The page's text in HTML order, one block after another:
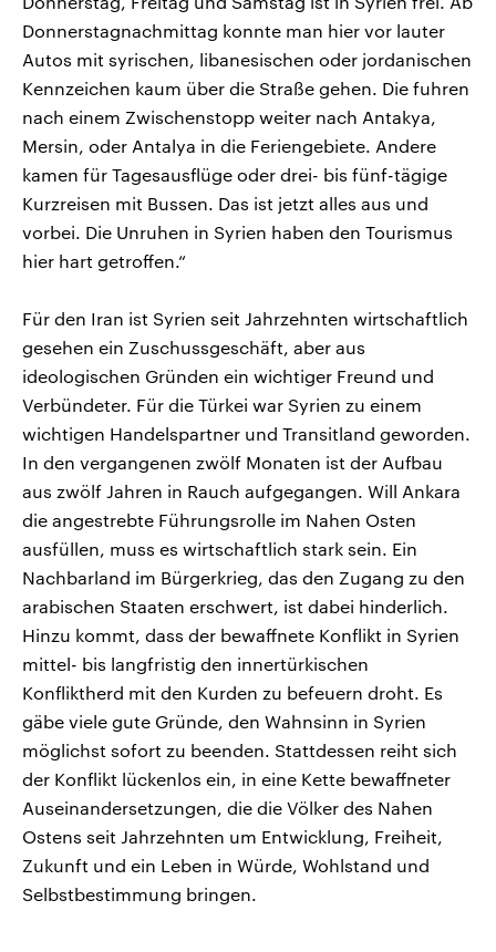
Donnerstagnachmittag konnte man hier vor lauter
Autos mit syrischen, libanesischen oder jordanischen
Kennzeichen kaum über die Straße gehen. Die fuhren
nach einem Zwischenstopp weiter nach Antakya,
Mersin, oder Antalya in die Feriengebiete. Andere
kamen für Tagesausflüge oder drei- bis fünf-tägige
Kurzreisen mit Bussen. Das ist jetzt alles aus und
vorbei. Die Unruhen in Syrien haben den Tourismus
hier hart getroffen.“
Für den Iran ist Syrien seit Jahrzehnten wirtschaftlich
gesehen ein Zuschussgeschäft, aber aus
ideologischen Gründen ein wichtiger Freund und
Verbündeter. Für die Türkei war Syrien zu einem
wichtigen Handelspartner und Transitland geworden.
In den vergangenen zwölf Monaten ist der Aufbau
aus zwölf Jahren in Rauch aufgegangen. Will Ankara
die angestrebte Führungsrolle im Nahen Osten
ausfüllen, muss es wirtschaftlich stark sein. Ein
Nachbarland im Bürgerkrieg, das den Zugang zu den
arabischen Staaten erschwert, ist dabei hinderlich.
Hinzu kommt, dass der bewaffnete Konflikt in Syrien
mittel- bis langfristig den innertürkischen
Konfliktherd mit den Kurden zu befeuern droht. Es
gäbe viele gute Gründe, den Wahnsinn in Syrien
möglichst sofort zu beenden. Stattdessen reiht sich
der Konflikt lückenlos ein, in eine Kette bewaffneter
Auseinandersetzungen, die die Völker des Nahen
Ostens seit Jahrzehnten um Entwicklung, Freiheit,
Zukunft und ein Leben in Würde, Wohlstand und
Selbstbestimmung bringen.